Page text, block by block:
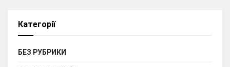
Категорії
БЕЗ РУБРИКИ